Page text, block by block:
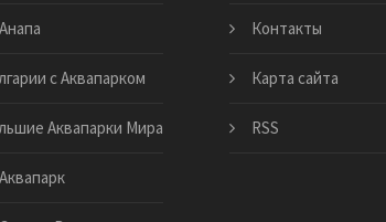
с Аквапарком
Аквапарки Мира
Контакты
Карта сайта
RSS